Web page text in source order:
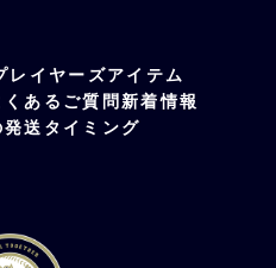
レイヤーズアイテム
くあるご質問新着情報
送タイミング